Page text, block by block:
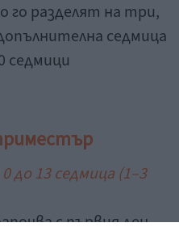
го разделят на три,
седмица
седмици
13 седмица (1–3
с първия ден